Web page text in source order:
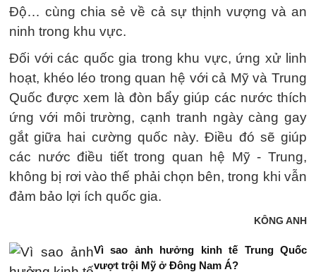
Độ… cùng chia sẻ về cả sự thịnh vượng và an
ninh trong khu vực.
Đối với các quốc gia trong khu vực, ứng xử linh
hoạt, khéo léo trong quan hệ với cả Mỹ và Trung
Quốc được xem là đòn bẩy giúp các nước thích
ứng với môi trường, cạnh tranh ngày càng gay
gắt giữa hai cường quốc này. Điều đó sẽ giúp
các nước điều tiết trong quan hệ Mỹ - Trung,
không bị rơi vào thế phải chọn bên, trong khi vẫn
đảm bảo lợi ích quốc gia.
KÔNG ANH
Vì sao ảnh hưởng kinh tế Trung Quốc
vượt trội Mỹ ở Đông Nam Á?